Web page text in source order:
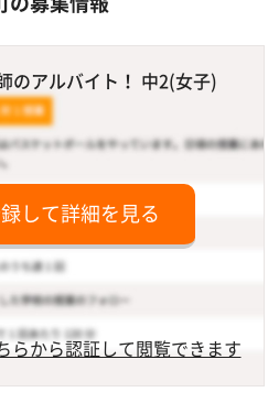
のアルバイト！ 中2(女子)
して詳細を見る
らから認証して閲覧できます